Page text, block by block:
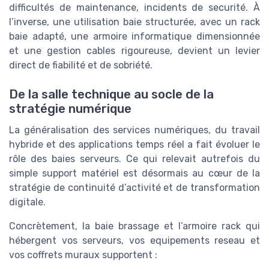
difficultés de maintenance, incidents de securité. À
l’inverse, une utilisation baie structurée, avec un rack
baie adapté, une armoire informatique dimensionnée
et une gestion cables rigoureuse, devient un levier
direct de fiabilité et de sobriété.
De la salle technique au socle de la
stratégie numérique
La généralisation des services numériques, du travail
hybride et des applications temps réel a fait évoluer le
rôle des baies serveurs. Ce qui relevait autrefois du
simple support matériel est désormais au cœur de la
stratégie de continuité d’activité et de transformation
digitale.
Concrètement, la baie brassage et l’armoire rack qui
hébergent vos serveurs, vos equipements reseau et
vos coffrets muraux supportent :